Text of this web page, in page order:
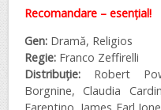
Recomandare – esențial!
Gen: Dramă, Religios
Regie: Franco Zeffirelli
Distribuție: Robert
Borgnine, Claudia